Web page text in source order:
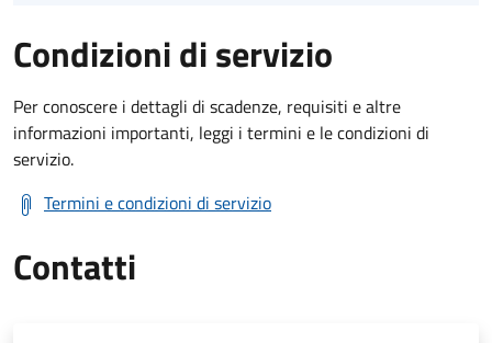
Condizioni di servizio
Per conoscere i dettagli di scadenze, requisiti e altre
informazioni importanti, leggi i termini e le condizioni di
servizio.
Termini e condizioni di servizio
Contatti